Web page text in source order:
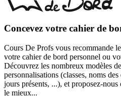
Concevez votre cahier de
Cours De Profs vous recommande
votre cahier de bord personnel ou
Découvrez les nombreux modèles
personnalisations (classes, noms
jours présents, ...), et proposez-
le mieux...